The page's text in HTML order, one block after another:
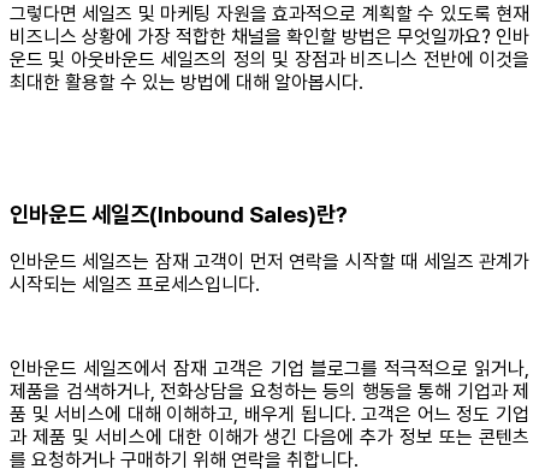
그렇다면 세일즈 및 마케팅 자원을 효과적으로 계획할 수 있도록 현재
비즈니스 상황에 가장 적합한 채널을 확인할 방법은 무엇일까요? 인바
운드 및 아웃바운드 세일즈의 정의 및 장점과 비즈니스 전반에 이것을
최대한 활용할 수 있는 방법에 대해 알아봅시다.
인바운드 세일즈(Inbound Sales)란?
인바운드 세일즈는 잠재 고객이 먼저 연락을 시작할 때 세일즈 관계가
시작되는 세일즈 프로세스입니다.
인바운드 세일즈에서 잠재 고객은 기업 블로그를 적극적으로 읽거나,
제품을 검색하거나, 전화상담을 요청하는 등의 행동을 통해 기업과 제
품 및 서비스에 대해 이해하고, 배우게 됩니다. 고객은 어느 정도 기업
과 제품 및 서비스에 대한 이해가 생긴 다음에 추가 정보 또는 콘텐츠
를 요청하거나 구매하기 위해 연락을 취합니다.